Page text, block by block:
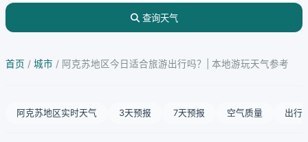
查询天气
首页 / 城市 / 阿克苏地区今日适合旅游出行吗？| 本地游玩天气参考
阿克苏地区实时天气 3天预报 7天预报 空气质量 出行